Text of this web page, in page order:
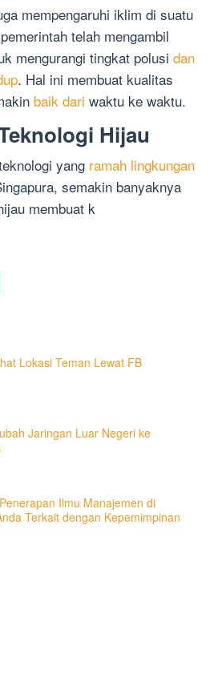
mempengaruhi iklim di suatu
telah mengambil
mengurangi tingkat polusi dan
. Hal ini membuat kualitas
baik dari waktu ke waktu.
Hijau
yang ramah lingkungan
semakin banyaknya
membuat k
Lokasi Teman Lewat FB
Jaringan Luar Negeri ke
Ilmu Manajemen di
Terkait dengan Kepemimpinan